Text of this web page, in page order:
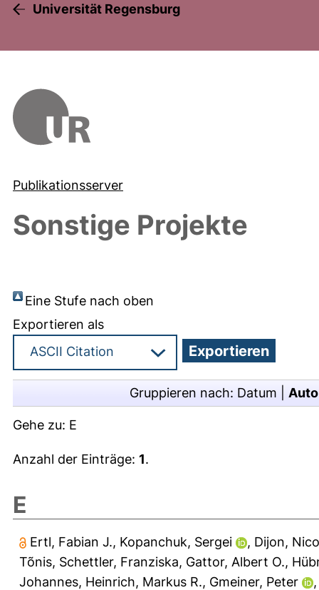
Universität Regensburg
Publikationsserver
Sonstige Projekte
Eine Stufe nach oben
Exportieren als
Gruppieren nach: Datum
Gehe zu: E
Anzahl der Einträge: 1.
E
Ertl, Fabian J., Kopanchuk, Sergei , Dijon,
Tõnis, Schettler, Franziska, Gattor, Albert O.,
Johannes, Heinrich, Markus R., Gmeiner, Peter